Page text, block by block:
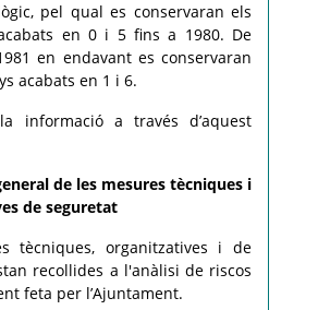
pel qual es conservaran els
en 0 i 5 fins a 1980. De
en endavant es conservaran
acabats en 1 i 6.
informació a través d’aquest
de les mesures tècniques i
de seguretat
tècniques, organitzatives i de
recollides a l'anàlisi de riscos
feta per l’Ajuntament.